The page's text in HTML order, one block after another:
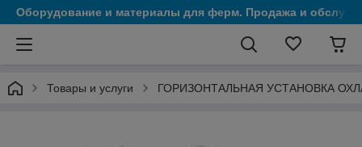
Оборудование и материалы для ферм. Продажа и
Товары и услуги ГОРИЗОНТАЛЬНАЯ УСТАНОВКА